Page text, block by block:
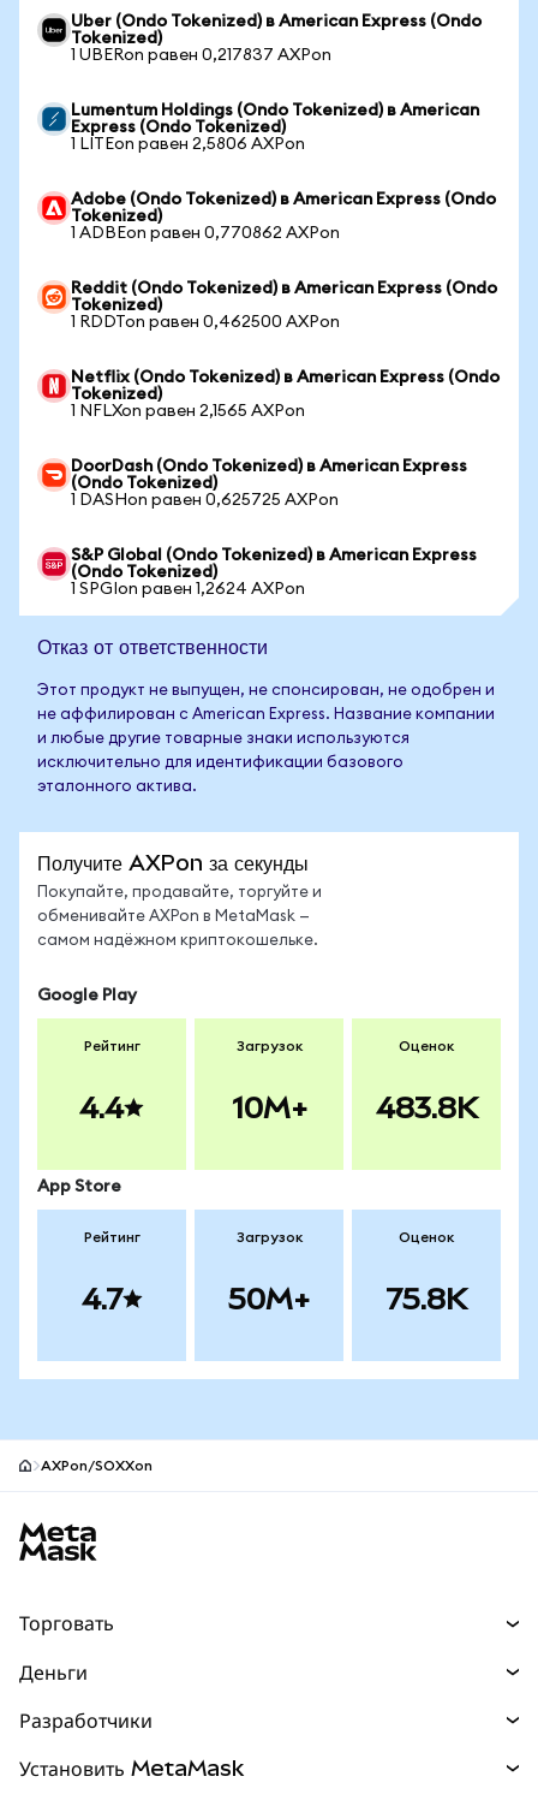
Uber (Ondo Tokenized) в American Express (Ondo
Tokenized)
1 UBERon равен 0,217837 AXPon
Lumentum Holdings (Ondo Tokenized) в American
Express (Ondo Tokenized)
1 LITEon равен 2,5806 AXPon
Adobe (Ondo Tokenized) в American Express (Ondo
Tokenized)
1 ADBEon равен 0,770862 AXPon
Reddit (Ondo Tokenized) в American Express (Ondo
Tokenized)
1 RDDTon равен 0,462500 AXPon
Netflix (Ondo Tokenized) в American Express (Ondo
Tokenized)
1 NFLXon равен 2,1565 AXPon
DoorDash (Ondo Tokenized) в American Express
(Ondo Tokenized)
1 DASHon равен 0,625725 AXPon
S&P Global (Ondo Tokenized) в American Express
(Ondo Tokenized)
1 SPGIon равен 1,2624 AXPon
Отказ от ответственности
Этот продукт не выпущен, не спонсирован, не одобрен и
не аффилирован с American Express. Название компании
и любые другие товарные знаки используются
исключительно для идентификации базового
эталонного актива.
Получите AXPon за секунды
Покупайте, продавайте, торгуйте и
обменивайте AXPon в MetaMask —
самом надёжном криптокошельке.
Google Play
Рейтинг
4.4
Загрузок
10M+
Оценок
483.8K
App Store
Рейтинг
4.7
Загрузок
50M+
Оценок
75.8K
AXPon/SOXXon
Торговать
Прогнозы
Перпы НОВИНКА
Деньги
mUSD
Разработчики
Установить MetaMask